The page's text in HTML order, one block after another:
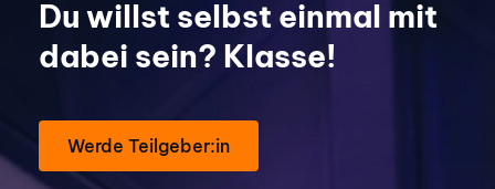
Du willst selbst einmal mit
dabei sein? Klasse!
Werde Teilgeber:in